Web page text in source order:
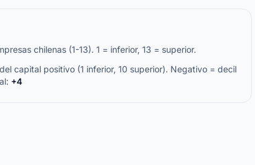
chilenas (1-13). 1 = inferior, 13 = superior.
capital positivo (1 inferior, 10 superior). Negativo = decil
+4